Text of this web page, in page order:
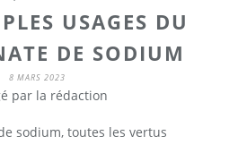
USAGES DU
DE SODIUM
8 MARS 2023
par la rédaction